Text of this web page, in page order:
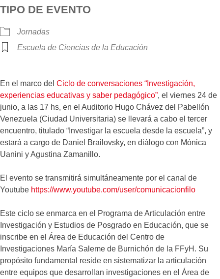
TIPO DE EVENTO
Jornadas
Escuela de Ciencias de la Educación
En el marco del Ciclo de conversaciones “Investigación,
experiencias educativas y saber pedagógico”, el viernes 24 de
junio, a las 17 hs, en el Auditorio Hugo Chávez del Pabellón
Venezuela (Ciudad Universitaria) se llevará a cabo el tercer
encuentro, titulado “Investigar la escuela desde la escuela”, y
estará a cargo de Daniel Brailovsky, en diálogo con Mónica
Uanini y Agustina Zamanillo.
El evento se transmitirá simultáneamente por el canal de
Youtube https://www.youtube.com/user/comunicacionfilo
Este ciclo se enmarca en el Programa de Articulación entre
Investigación y Estudios de Posgrado en Educación, que se
inscribe en el Área de Educación del Centro de
Investigaciones María Saleme de Burnichón de la FFyH. Su
propósito fundamental reside en sistematizar la articulación
entre equipos que desarrollan investigaciones en el Área de